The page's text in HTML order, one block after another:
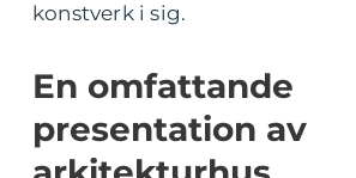
konstverk i sig.
En omfattande
presentation av